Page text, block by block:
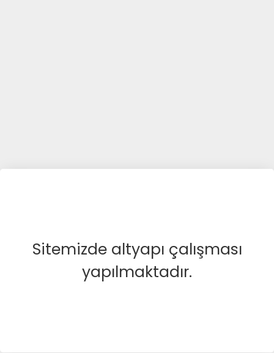
Sitemizde altyapı çalışması
yapılmaktadır.